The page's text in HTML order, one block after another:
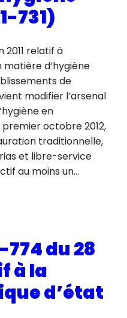
731)
2011 relatif à
d’hygiène
de
modifier l’arsenal
en
octobre 2012,
traditionnelle,
et libre-service
au moins un…
774 du 28
à la
d’état